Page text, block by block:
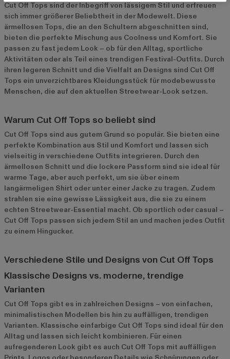
Cut Off Tops sind der Inbegriff von lässigem Stil und erfreuen
sich immer größerer Beliebtheit in der Modewelt. Diese
ärmellosen Tops, die an den Schultern abgeschnitten sind,
bieten die perfekte Mischung aus Coolness und Komfort. Sie
passen zu fast jedem Look – ob für den Alltag, sportliche
Aktivitäten oder als Teil eines trendigen Festival-Outfits. Durch
ihren legeren Schnitt und die Vielfalt an Designs sind Cut Off
Tops ein unverzichtbares Kleidungsstück für modebewusste
Menschen, die auf den aktuellen Streetwear-Look setzen.
Warum Cut Off Tops so beliebt sind
Cut Off Tops sind aus gutem Grund so populär. Sie bieten eine
perfekte Kombination aus Stil und Komfort und lassen sich
vielseitig in verschiedene Outfits integrieren. Durch den
ärmellosen Schnitt und die lockere Passform sind sie ideal für
warme Tage, aber auch perfekt, um sie über einem
langärmeligen Shirt oder unter einer Jacke zu tragen. Zudem
strahlen sie eine gewisse Lässigkeit aus, die sie zu einem
echten Streetwear-Essential macht. Ob sportlich oder casual –
Cut Off Tops passen sich jedem Stil an und machen jedes Outfit
zu einem Hingucker.
Verschiedene Stile und Designs von Cut Off Tops
Klassische Designs vs. moderne, trendige
Varianten
Cut Off Tops gibt es in zahlreichen Designs – von einfachen,
minimalistischen Modellen bis hin zu auffälligen, trendigen
Varianten. Klassische einfarbige Cut Off Tops sind ideal für den
Alltag und lassen sich leicht kombinieren. Für einen
aufregenderen Look gibt es auch Cut Off Tops mit auffälligen